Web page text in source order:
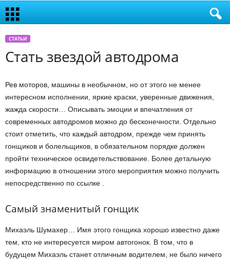
СТАТЬИ
Стать звездой автодрома
Рев моторов, машины в необычном, но от этого не менее
интересном исполнении, яркие краски, уверенные движения,
жажда скорости… Описывать эмоции и впечатления от
современных автодромов можно до бесконечности. Отдельно
стоит отметить, что каждый автодром, прежде чем принять
гонщиков и болельщиков, в обязательном порядке должен
пройти техническое освидетельствование. Более детальную
информацию в отношении этого мероприятия можно получить
непосредственно по ссылке .
Самый знаменитый гонщик
Михаэль Шумахер… Имя этого гонщика хорошо известно даже
тем, кто не интересуется миром автогонок. В том, что в
будущем Михаэль станет отличным водителем, не было ничего